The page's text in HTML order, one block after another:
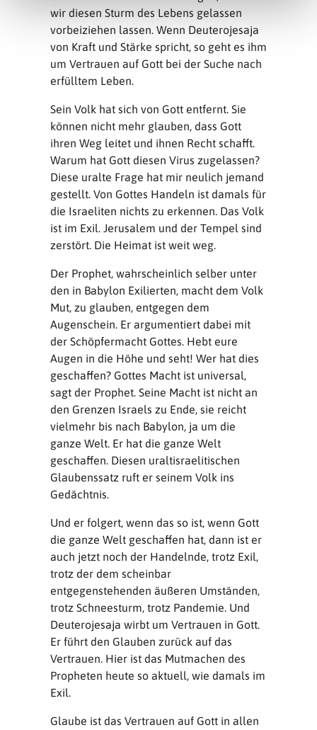
wir diesen Sturm des Lebens gelassen
vorbeiziehen lassen. Wenn Deuterojesaja
von Kraft und Stärke spricht, so geht es ihm
um Vertrauen auf Gott bei der Suche nach
erfülltem Leben.
Sein Volk hat sich von Gott entfernt. Sie
können nicht mehr glauben, dass Gott
ihren Weg leitet und ihnen Recht schafft.
Warum hat Gott diesen Virus zugelassen?
Diese uralte Frage hat mir neulich jemand
gestellt. Von Gottes Handeln ist damals für
die Israeliten nichts zu erkennen. Das Volk
ist im Exil. Jerusalem und der Tempel sind
zerstört. Die Heimat ist weit weg.
Der Prophet, wahrscheinlich selber unter
den in Babylon Exilierten, macht dem Volk
Mut, zu glauben, entgegen dem
Augenschein. Er argumentiert dabei mit
der Schöpfermacht Gottes. Hebt eure
Augen in die Höhe und seht! Wer hat dies
geschaffen? Gottes Macht ist universal,
sagt der Prophet. Seine Macht ist nicht an
den Grenzen Israels zu Ende, sie reicht
vielmehr bis nach Babylon, ja um die
ganze Welt. Er hat die ganze Welt
geschaffen. Diesen uraltisraelitischen
Glaubenssatz ruft er seinem Volk ins
Gedächtnis.
Und er folgert, wenn das so ist, wenn Gott
die ganze Welt geschaffen hat, dann ist er
auch jetzt noch der Handelnde, trotz Exil,
trotz der dem scheinbar
entgegenstehenden äußeren Umständen,
trotz Schneesturm, trotz Pandemie. Und
Deuterojesaja wirbt um Vertrauen in Gott.
Er führt den Glauben zurück auf das
Vertrauen. Hier ist das Mutmachen des
Propheten heute so aktuell, wie damals im
Exil.
Glaube ist das Vertrauen auf Gott in allen